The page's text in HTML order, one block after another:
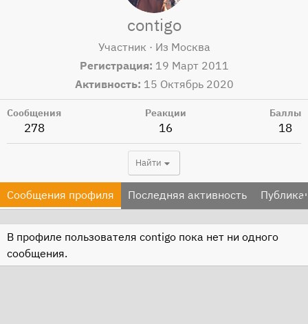
contigo
Участник · Из Москва
Регистрация 19 Март 2011
Активность 15 Октябрь 2020
Сообщения
278
Реакции
16
Баллы
18
Найти
Сообщения профиля Последняя активность
В профиле пользователя contigo пока нет ни одного
сообщения.